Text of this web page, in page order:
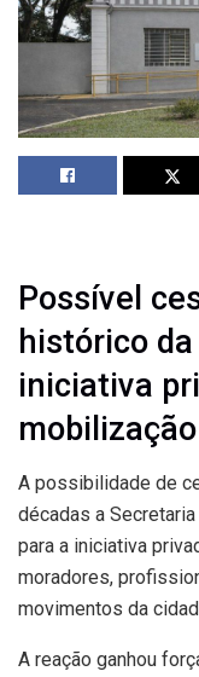
Possível
histórico
iniciativa
A possibilidade de
décadas a
para a iniciativa
moradores,
movimentos da
A reação ganhou